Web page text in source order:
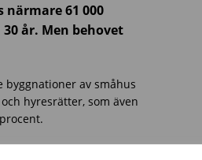
närmare 61 000
år. Men behovet
byggnationer av småhus
hyresrätter, som även
menar